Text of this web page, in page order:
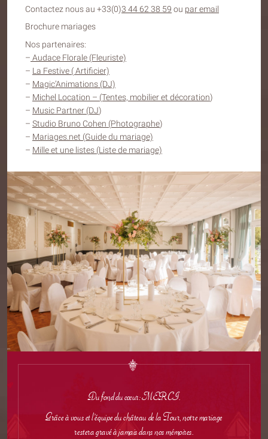
Contactez nous au +33(0)3 44 62 38 59 ou par email
Brochure mariages
Nos partenaires:
– Audace Florale (Fleuriste)
– La Festive ( Artificier)
– Magic’Animations (DJ)
– Michel Location – (Tentes, mobilier et décoration)
– Music Partner (DJ)
– Studio Bruno Cohen (Photographe)
– Mariages.net (Guide du mariage)
– Mille et une listes (Liste de mariage)
Du fond du cœur: MERCI.
Grâce à vous et l’équipe du château de la Tour, notre mariage
restera gravé à jamais dans nos mémoires.